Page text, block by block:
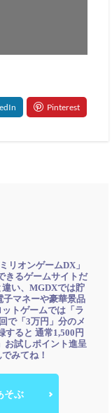
リオンゲームDX」
きるゲームサイトだ
い、MGDXでは貯
子マネーや豪華景品
トゲームでは「ラ
で「3万円」分のメ
すると 通常1,500円
お試しポイント進呈
みてね！
そぶ